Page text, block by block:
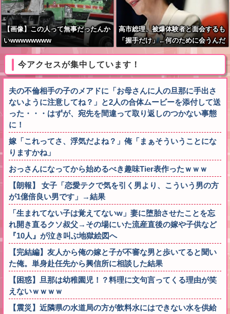
【画像】この人って無事だったんか
いwwwwwwww
高市総理、被爆体験者と面会するも
「握手だけ」←何のために会うんだ
今アクセスが集中しています！
夫の不倫相手の子のメアドに「お母さんに人の旦那に手出さ
ないように注意してね？」と2人の合体ムービーを添付して送
った・・・はずが、宛先を間違って取り返しのつかない事態
に！
嫁「これってさ、浮気だよね？」俺「まぁそういうことにな
りますかね」
おっさんになってから始めるべき趣味Tier表作ったｗｗｗ
【朗報】 女子「恋愛テクで気を引く男より、こういう男の方
が1億倍良い男です」→結果
「生まれてない子は覚えてないw」妻に堕胎させたことを忘
れ開き直るクソ叔父→その場にいた流産直後の嫁や子供など
『10人』が泣き叫ぶ地獄絵図へ
【完結編】友人から俺の嫁と子が不審な男と歩いてると聞い
た俺。単身赴任先から興信所に相談した結果
【困惑】旦那は幼稚園児！？料理に文句言ってくる理由が笑
えないｗｗｗｗ
【震災】近隣県の水道局の方が飲料水にはできない水を供給